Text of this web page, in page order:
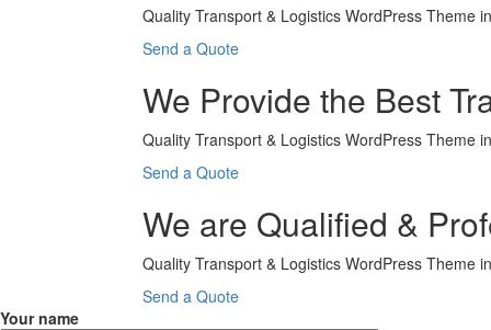
Quality Transport & Logistics WordPress Theme
Send a Quote
We Provide the Best
Quality Transport & Logistics WordPress Theme
Send a Quote
We are Qualified &
Quality Transport & Logistics WordPress Theme
Send a Quote
Your name